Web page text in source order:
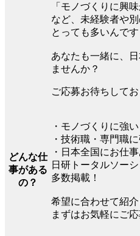
「モノづくりに興味
など、未経験者や
とっても多いんです
あなたも一緒に、
ませんか？
ご応募お待ちしてお
どんな仕
事がある
の？
・モノづくりに強い
・技術職・専門職
・日本全国にお仕事
日研トータルソー
多数掲載！
希望に合わせて紹介
まずはお気軽にご